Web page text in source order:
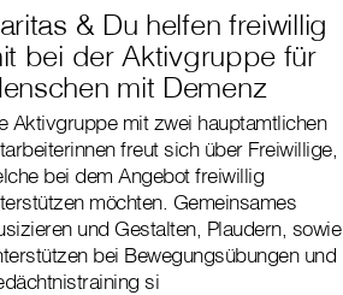
& Du helfen freiwillig
bei der Aktivgruppe für
mit Demenz
Aktivgruppe mit zwei hauptamtlichen
freut sich über Freiwillige,
bei dem Angebot freiwillig
möchten. Gemeinsames
und Gestalten, Plaudern, sowie
bei Bewegungsübungen und
si